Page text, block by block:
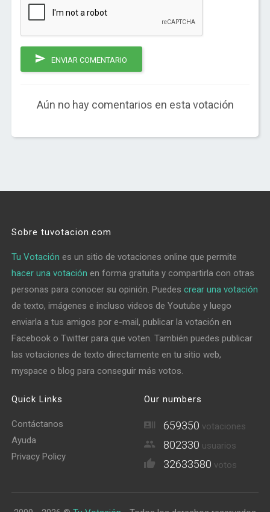
ENVIAR COMENTARIO
Aún no hay comentarios en esta votación
Sobre tuvotacion.com
Tu Votación es un sitio de votaciones online que permite
hacer una votación en forma gratuita y compartirla con otras
personas para conocer su opinión. Puedescrear una votación
de texto, imágenes e incluso videos de Youtube y luego
enviarla a tus amigos por e-mail, publicar la votación en
Facebook o Twitter para que voten. También puedes publicar
las votaciones de texto directamente en tu sitio web,
myspace o blog para conseguir más votos.
Quick Links
Contáctanos
Ayuda
Privacy Policy
Our numbers
659350 votaciones
802330 usuarios
32633580 votos